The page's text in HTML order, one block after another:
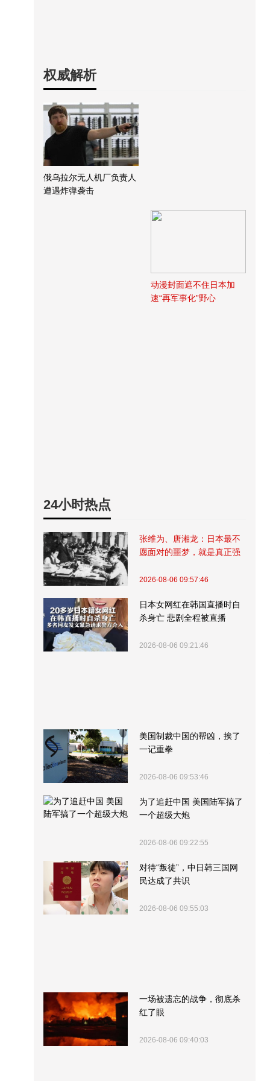
权威解析
俄乌拉尔无人机厂负责人
遭遇炸弹袭击
动漫封面遮不住日本加
速“再军事化”野心
24小时热点
张维为、唐湘龙：日本最不
愿面对的噩梦，就是真正强
2026-08-06 09:57:46
日本女网红在韩国直播时自
杀身亡 悲剧全程被直播
2026-08-06 09:21:46
美国制裁中国的帮凶，挨了
一记重拳
2026-08-06 09:53:46
为了追赶中国 美国陆军搞了
一个超级大炮
2026-08-06 09:22:55
对待“叛徒”，中日韩三国网
民达成了共识
2026-08-06 09:55:03
一场被遗忘的战争，彻底杀
红了眼
2026-08-06 09:40:03